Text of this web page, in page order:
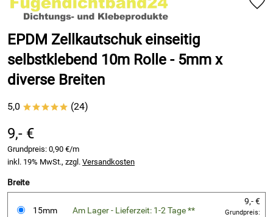
EPDM Zellkautschuk einseitig
selbstklebend 10m Rolle - 5mm x
diverse Breiten
5,0 ***** (24)
9,- €
Grundpreis: 0,90 €/m
inkl. 19% MwSt., zzgl. Versandkosten
Breite
15mm Am Lager - Lieferzeit: 1-2 Tage **
9,- €
Grundpreis: